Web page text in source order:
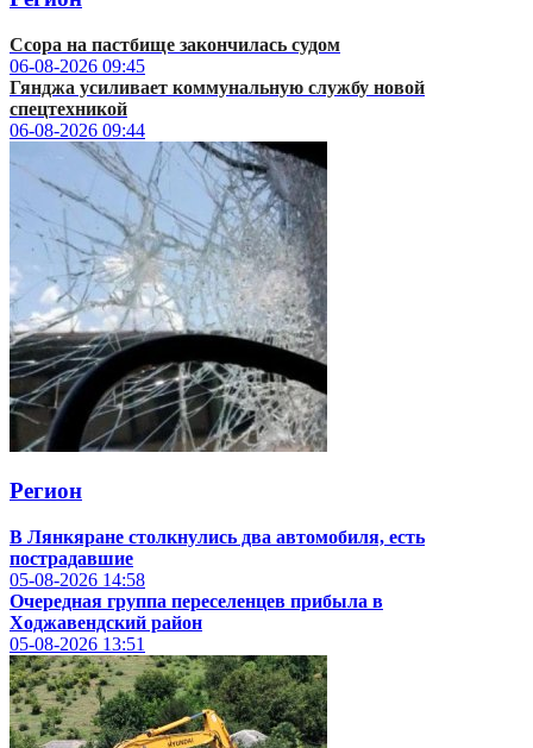
Ссора на пастбище закончилась судом
06-08-2026 09:45
Гянджа усиливает коммунальную службу новой
спецтехникой
06-08-2026 09:44
Регион
В Лянкяране столкнулись два автомобиля, есть
пострадавшие
05-08-2026 14:58
Очередная группа переселенцев прибыла в
Ходжавендский район
05-08-2026 13:51